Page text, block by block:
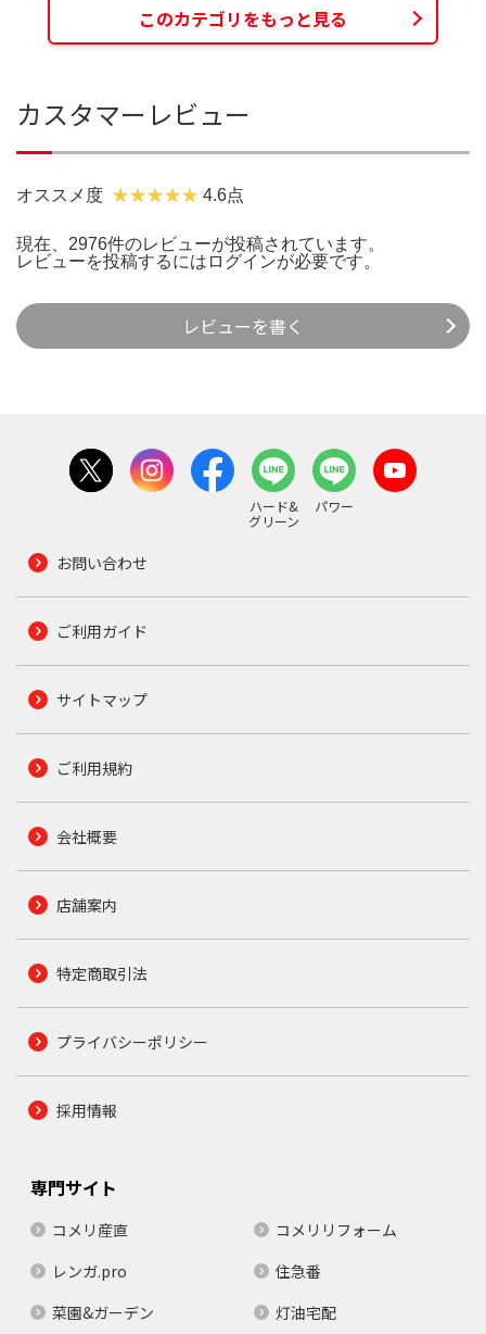
このカテゴリをもっと見る
カスタマーレビュー
オススメ度 4.6点
現在、2976件のレビューが投稿されています。
レビューを投稿するには ログインが必要です。
レビューを書く
ハード&
グリーン
パワー
お問い合わせ
ご利用ガイド
サイトマップ
ご利用規約
会社概要
店舗案内
特定商取引法
プライバシーポリシー
採用情報
専門サイト
コメリ産直
コメリリフォーム
レンガ.pro
住急番
菜園&ガーデン
灯油宅配